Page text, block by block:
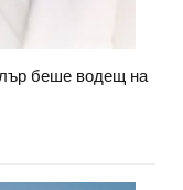
беше водещ на